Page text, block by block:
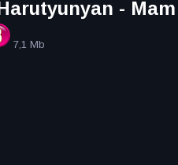
- Mam
7,1 Mb